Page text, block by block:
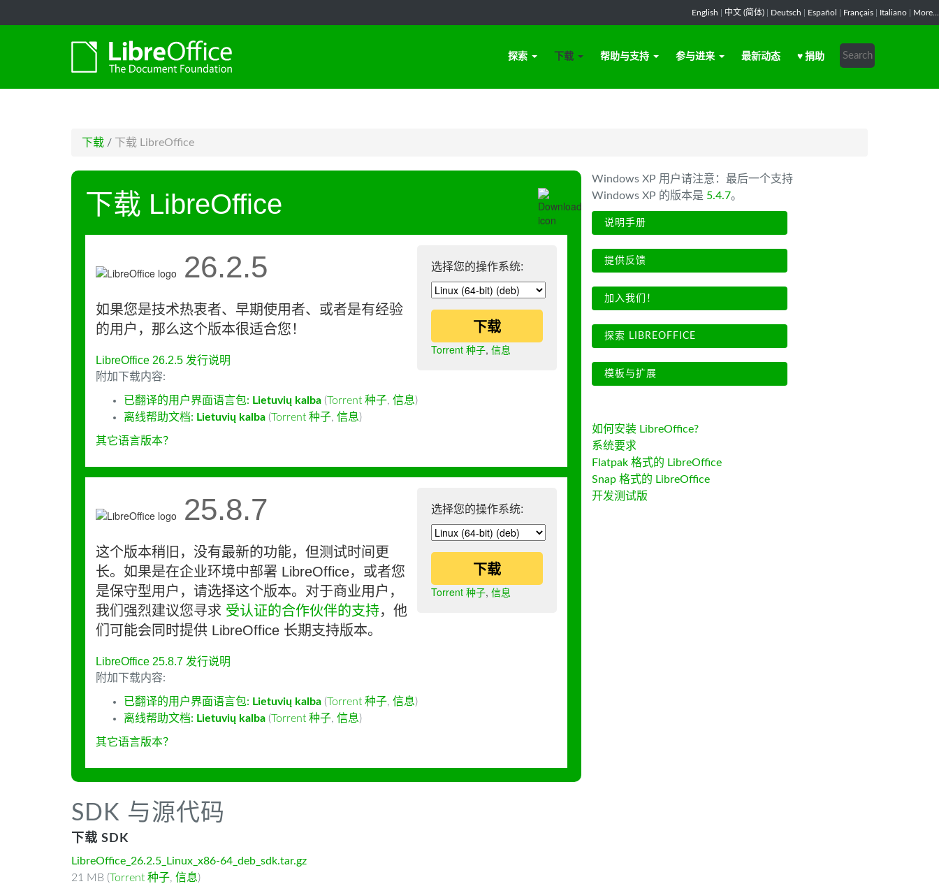
English 中文 (简体) Deutsch Español Français Italiano More...
探索 下载 帮助与支持 参与进来 最新动态 ♥ 捐助
下载 / 下载 LibreOffice
下载 LibreOffice
选择您的操作系统:
下载
Torrent 种子, 信息
26.2.5
如果您是技术热衷者、早期使用者、或者是有经验
的用户，那么这个版本很适合您！
LibreOffice 26.2.5 发行说明
附加下载内容:
已翻译的用户界面语言包: Lietuvių kalba (Torrent 种子, 信息)
离线帮助文档: Lietuvių kalba (Torrent 种子, 信息)
其它语言版本？
选择您的操作系统:
下载
Torrent 种子, 信息
25.8.7
这个版本稍旧，没有最新的功能，但测试时间更
长。如果是在企业环境中部署 LibreOffice，或者您
是保守型用户，请选择这个版本。对于商业用户，
我们强烈建议您寻求 受认证的合作伙伴的支持，他
们可能会同时提供 LibreOffice 长期支持版本。
LibreOffice 25.8.7 发行说明
附加下载内容:
已翻译的用户界面语言包: Lietuvių kalba (Torrent 种子, 信息)
离线帮助文档: Lietuvių kalba (Torrent 种子, 信息)
其它语言版本？
SDK 与源代码
下载 SDK
LibreOffice_26.2.5_Linux_x86-64_deb_sdk.tar.gz
21 MB (Torrent 种子, 信息)
Windows XP 用户请注意：最后一个支持
Windows XP 的版本是 5.4.7。
说明手册
提供反馈
加入我们！
探索 LIBREOFFICE
模板与扩展
如何安装 LibreOffice?
系统要求
Flatpak 格式的 LibreOffice
Snap 格式的 LibreOffice
开发测试版